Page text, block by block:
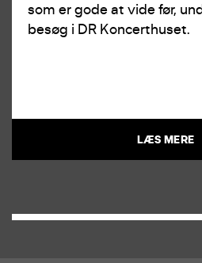
som er gode at vide før,
besøg i DR Koncerthuset.
LÆS MERE